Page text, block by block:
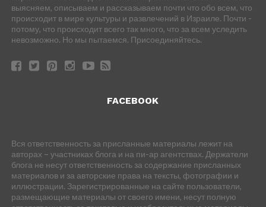
выясняем, описываем и рассказываем почти что обо всем, что
происходит в мире культуры и развлечений в Израиле. Почти -
потому, что происходит всего так много, что за всем уследить
невозможно. Но мы пытаемся. Присоединяйтесь.
FACEBOOK
Вся ответственность за присланные материалы лежит на
авторах – участниках блога и на пи-ар агентствах. Держатели
блога не несут ответственность за содержание присланных
материалов и за авторские права на тексты, фотографии и
иллюстрации. Зарегистрированные на сайте пользователи,
размещающие материалы от своего имени, несут полную